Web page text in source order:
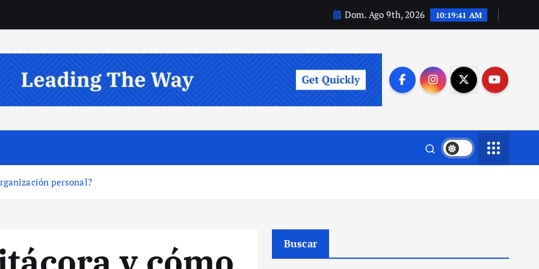
Dom. Ago 9th, 2026 10:19:42 AM
personal?
Buscar